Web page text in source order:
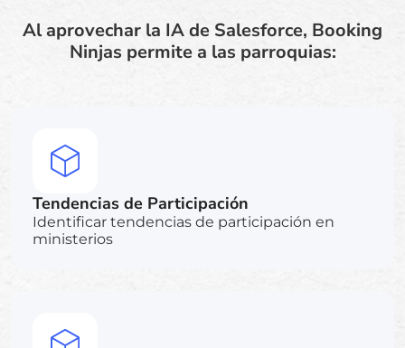
Al aprovechar la IA de Salesforce, Booking
Ninjas permite a las parroquias:
Tendencias de Participación
Identificar tendencias de participación en
ministerios